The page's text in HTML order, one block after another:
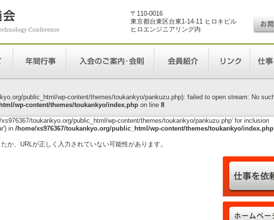
〒110-0016
東京都台東区台東1-14-11 ヒロキビル
ヒロエンジニアリング内
public_html/wp-content/themes/toukankyo/pankuzu.php): failed to open stream: No
wp-content/themes/toukankyo/index.phpon line8
toukankyo.org/public_html/wp-content/themes/toukankyo/pankuzu.php' for inclusion
in /home/xs976367/toukankyo.org/public_html/wp-content/themes/toukankyo/index.php
か、URLが正しく入力されていない可能性があります。